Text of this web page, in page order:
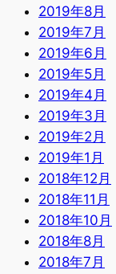
2019年8月
2019年7月
2019年6月
2019年5月
2019年4月
2019年3月
2019年2月
2019年1月
2018年12月
2018年11月
2018年10月
2018年8月
2018年7月